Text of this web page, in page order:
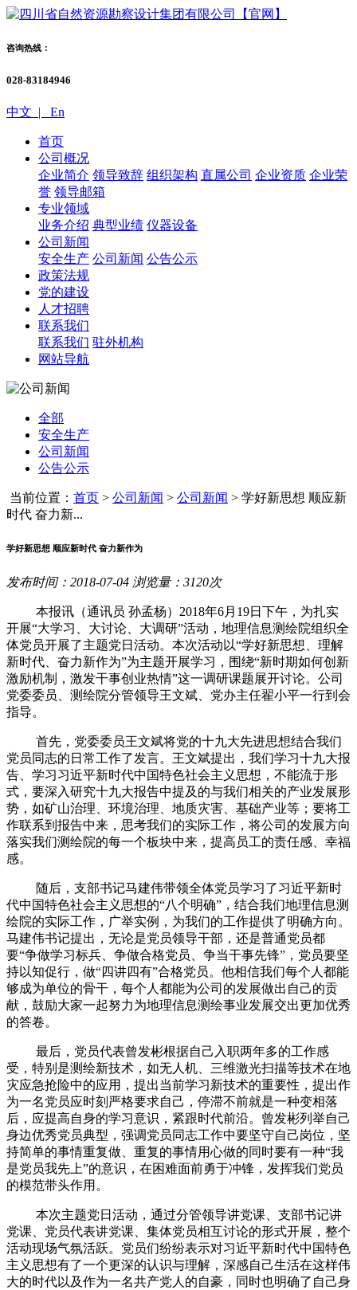
咨询热线：
028-83184946
中文 | En
首页
公司概况
企业简介 领导致辞 组织架构 直属公司 企业资质 企业荣
誉 领导邮箱
专业领域
业务介绍 典型业绩 仪器设备
公司新闻
安全生产 公司新闻 公告公示
政策法规
党的建设
人才招聘
联系我们
联系我们 驻外机构
网站导航
全部
安全生产
公司新闻
公告公示
当前位置： 首页 > 公司新闻 > 公司新闻 > 学好新思想 顺应新
时代 奋力新...
学好新思想 顺应新时代 奋力新作为
发布时间：2018-07-04 浏览量：3120次
本报讯（通讯员 孙孟杨） 2018年6月 19日下午，为扎实
开展“大学习、大讨论、大调研”活动，地理信息测绘院组织全
体党员开展了主题党日活动。本次活动以“学好新思想、理解
新时代、奋力新作为”为主题开展学习，围绕“新时期如何创新
激励机制，激发干事创业热情”这一调研课题展开讨论。公司
党委委员、测绘院分管领导王文斌、党办主任翟小平一行到会
指导。
首先，党委委员王文斌将党的十九大先进思想结合我们
党员同志的日常工作了发言。王文斌提出，我们学习十九大报
告、学习习近平新时代中国特色社会主义思想，不能流于形
式，要深入研究十九大报告中提及的与我们相关的产业发展形
势，如矿山治理、环境治理、地质灾害、基础产业等；要将工
作联系到报告中来，思考我们的实际工作，将公司的发展方向
落实我们测绘院的每一个板块中来，提高员工的责任感、幸福
感。
随后，支部书记马建伟带领全体党员学习了习近平新时
代中国特色社会主义思想的“八个明确”，结合我们地理信息测
绘院的实际工作，广举实例，为我们的工作提供了明确方向。
马建伟书记提出，无论是党员领导干部，还是普通党员都
要“争做学习标兵、争做合格党员、争当干事先锋”，党员要坚
持以知促行，做“四讲四有”合格党员。他相信我们每个人都能
够成为单位的骨干，每个人都能为公司的发展做出自己的贡
献，鼓励大家一起努力为地理信息测绘事业发展交出更加优秀
的答卷。
最后，党员代表曾发彬根据自己入职两年多的工作感
受，特别是测绘新技术，如无人机、三维激光扫描等技术在地
灾应急抢险中的应用，提出当前学习新技术的重要性，提出作
为一名党员应时刻严格要求自己，停滞不前就是一种变相落
后，应提高自身的学习意识，紧跟时代前沿。曾发彬列举自己
身边优秀党员典型，强调党员同志工作中要坚守自己岗位，坚
持简单的事情重复做、重复的事情用心做的同时要有一种“我
是党员我先上”的意识，在困难面前勇于冲锋，发挥我们党员
的模范带头作用。
本次主题党日活动，通过分管领导讲党课、支部书记讲
党课、党员代表讲党课、集体党员相互讨论的形式开展，整个
活动现场气氛活跃。党员们纷纷表示对习近平新时代中国特色
主义思想有了一个更深的认识与理解，深感自己生活在这样伟
大的时代以及作为一名共产党人的自豪，同时也明确了自己身